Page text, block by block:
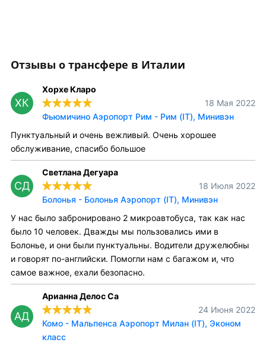
Отзывы о трансфере в Италии
ХК
Хорхе Кларо
18 Мая 2022
Фьюмичино Аэропорт Рим - Рим (IT), Минивэн
Пунктуальный и очень вежливый. Очень хорошее
обслуживание, спасибо большое
СД
Светлана Дегуара
18 Июля 2022
Болонья - Болонья Аэропорт (IT), Минивэн
У нас было забронировано 2 микроавтобуса, так как нас
было 10 человек. Дважды мы пользовались ими в
Болонье, и они были пунктуальны. Водители дружелюбны
и говорят по-английски. Помогли нам с багажом и, что
самое важное, ехали безопасно.
АД
Арианна Делос Са
24 Июня 2022
Комо - Мальпенса Аэропорт Милан (IT), Эконом
класс